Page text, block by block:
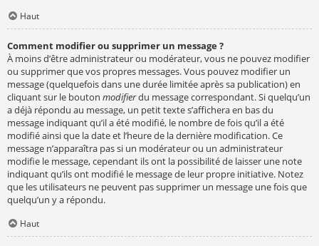
Haut
Comment modifier ou supprimer un message ?
À moins d’être administrateur ou modérateur, vous ne pouvez modifier
ou supprimer que vos propres messages. Vous pouvez modifier un
message (quelquefois dans une durée limitée après sa publication) en
cliquant sur le bouton modifierdu message correspondant. Si quelqu’un
a déjà répondu au message, un petit texte s’affichera en bas du
message indiquant qu’il a été modifié, le nombre de fois qu’il a été
modifié ainsi que la date et l’heure de la dernière modification. Ce
message n’apparaîtra pas si un modérateur ou un administrateur
modifie le message, cependant ils ont la possibilité de laisser une note
indiquant qu’ils ont modifié le message de leur propre initiative. Notez
que les utilisateurs ne peuvent pas supprimer un message une fois que
quelqu’un y a répondu.
Haut